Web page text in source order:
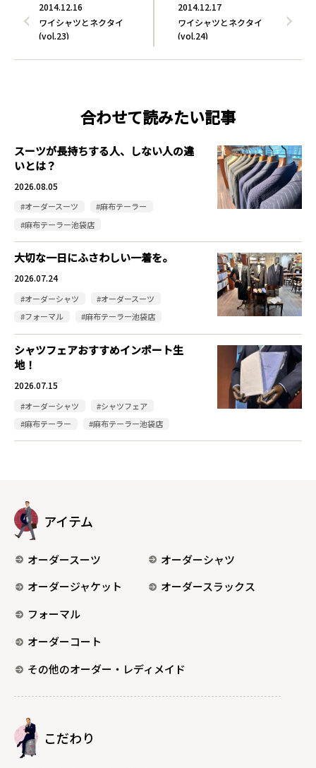
2014.12.17
ワイシャツとネクタイ
(vol.24)
2014.12.16
ワイシャツとネクタイ
(vol.23)
合わせて読みたい記事
スーツが長持ちする人、しない人の違
いとは？
2026.08.05
#オーダースーツ
#麻布テーラー
#麻布テーラー池袋店
大切な一日にふさわしい一着を。
2026.07.24
#オーダーシャツ
#オーダースーツ
#フォーマル
#麻布テーラー池袋店
シャツフェアおすすめインポート生
地！
2026.07.15
#オーダーシャツ
#シャツフェア
#麻布テーラー
#麻布テーラー池袋店
アイテム
オーダースーツ
オーダーシャツ
オーダージャケット
オーダースラックス
フォーマル
オーダーコート
その他のオーダー・レディメイド
こだわり